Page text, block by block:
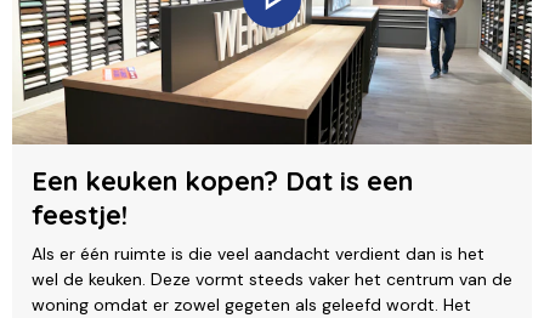
Een keuken kopen? Dat is een
feestje!
Als er één ruimte is die veel aandacht verdient dan is het
wel de keuken. Deze vormt steeds vaker het centrum van de
woning omdat er zowel gegeten als geleefd wordt. Het